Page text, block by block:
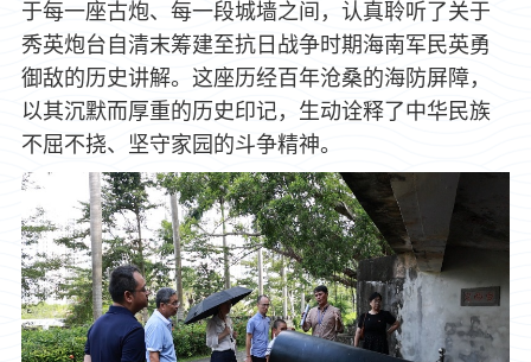
于每一座古炮、每一段城墙之间，认真聆听了关于
秀英炮台自清末筹建至抗日战争时期海南军民英勇
御敌的历史讲解。这座历经百年沧桑的海防屏障，
以其沉默而厚重的历史印记，生动诠释了中华民族
不屈不挠、坚守家园的斗争精神。